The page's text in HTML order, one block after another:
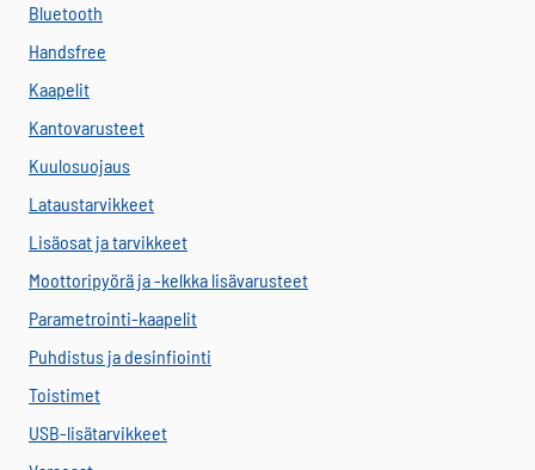
Bluetooth
Handsfree
Kaapelit
Kantovarusteet
Kuulosuojaus
Lataustarvikkeet
Lisäosat ja tarvikkeet
Moottoripyörä ja -kelkka lisävarusteet
Parametrointi-kaapelit
Puhdistus ja desinfiointi
Toistimet
USB-lisätarvikkeet